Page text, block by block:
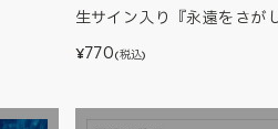
生サイン入り『永遠をさが
¥770(税込)